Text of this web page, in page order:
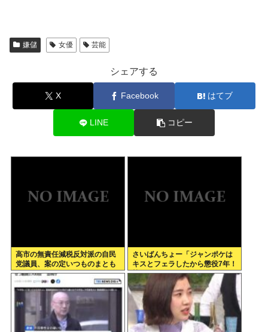
嫌儲 女優 芸能
シェアする
X Facebook はてブ
LINE コピー
高市の無責任減税反対派の自民
党議員、案の定いつものまとも
なメンツだったwww
さいばんちょー「ジャンポケは
キスとフェラしたから懲役7年！
執行猶予なし！」←殺人並みに
重くて草